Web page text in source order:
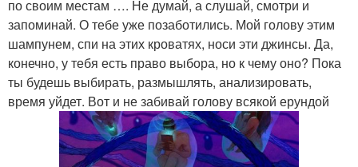
по своим местам …. Не думай, а слушай, смотри и
запоминай. О тебе уже позаботились. Мой голову этим
шампунем, спи на этих кроватях, носи эти джинсы. Да,
конечно, у тебя есть право выбора, но к чему оно? Пока
ты будешь выбирать, размышлять, анализировать,
время уйдет. Вот и не забивай голову всякой ерундой